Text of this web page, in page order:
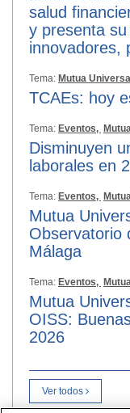
salud
y presenta
innovadores,
Tema: Mutua
TCAEs: hoy
Tema: Eventos,
Disminuyen
laborales en
Tema: Eventos,
Mutua
Observatorio
Málaga
Tema: Eventos,
Mutua
OISS:
2026
Ver todos